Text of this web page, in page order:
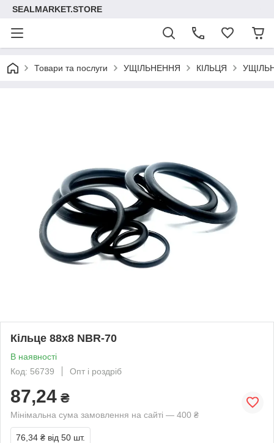
SEALMARKET.STORE
Товари та послуги УЩІЛЬНЕННЯ КІЛЬЦЯ
Кільце 88х8 NBR-70
В наявності
Код: 56739
Опт і роздріб
87,24 ₴
Мінімальна сума замовлення на сайті — 400 ₴
76,34 ₴ від 50 шт.